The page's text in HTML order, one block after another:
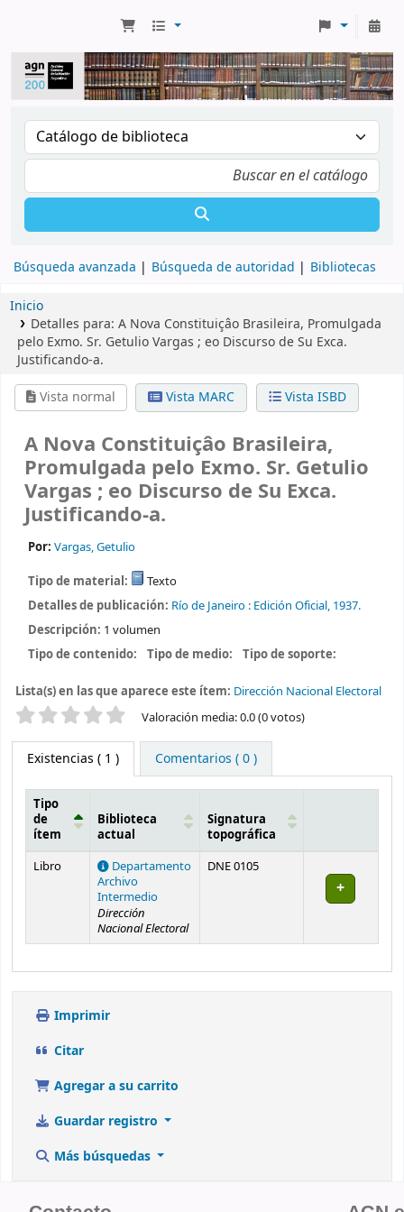
Búsqueda avanzada Búsqueda de autoridad Bibliotecas
Inicio
Detalles para: A Nova Constituiçâo Brasileira, Promulgada
pelo Exmo. Sr. Getulio Vargas ; eo Discurso de Su Exca.
Justificando-a.
Vista normal
Vista MARC Vista ISBD
A Nova Constituiçâo Brasileira,
Promulgada pelo Exmo. Sr. Getulio
Vargas ; eo Discurso de Su Exca.
Justificando-a.
Por: Vargas, Getulio
Tipo de material:
Texto
Detalles de publicación: Río de Janeiro : Edición Oficial, 1937.
Descripción: 1 volumen
Tipo de contenido:
Tipo de medio: Tipo de soporte:
Lista(s) en las que aparece este ítem: Dirección Nacional Electoral
Valoración Valoración media: 0.0 (0 votos)
Existencias ( 1 ) Comentarios ( 0 )
Existencias
Tipo
de
ítem
Biblioteca
actual
Signatura
topográfica
Libro
Departamento
Archivo
Intermedio
Dirección
Nacional Electoral
DNE 0105
Imprimir
Citar
Agregar a su carrito
Guardar registro
Más búsquedas